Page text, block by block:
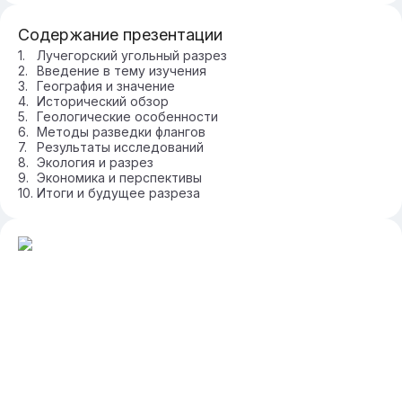
Содержание презентации
Лучегорский угольный разрез
Введение в тему изучения
География и значение
Исторический обзор
Геологические особенности
Методы разведки флангов
Результаты исследований
Экология и разрез
Экономика и перспективы
Итоги и будущее разреза